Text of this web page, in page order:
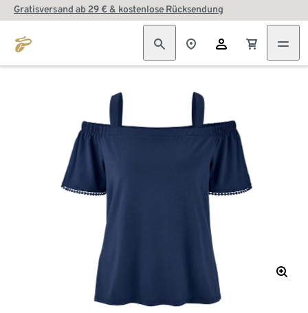
Gratisversand ab 29 € & kostenlose Rücksendung